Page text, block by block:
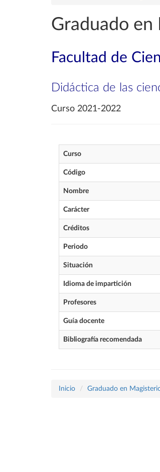
Graduado en
Facultad de
Didáctica de las
Curso 2021-2022
Curso
Código
Nombre
Carácter
Créditos
Periodo
Situación
Idioma de impartición
Profesores
Guía docente
Bibliografía recomendada
Inicio Graduado en